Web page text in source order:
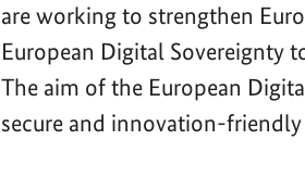
are working to strengthen
European Digital Sovereignty
The aim of the European
secure and innovation-